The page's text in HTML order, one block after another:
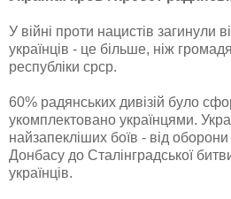
У війні проти нацистів загинули
українців - це більше, ніж
республіки срср.
60% радянських дивізій було
укомплектовано українцями.
найзапекліших боїв - від
Донбасу до Сталінградської
українців.